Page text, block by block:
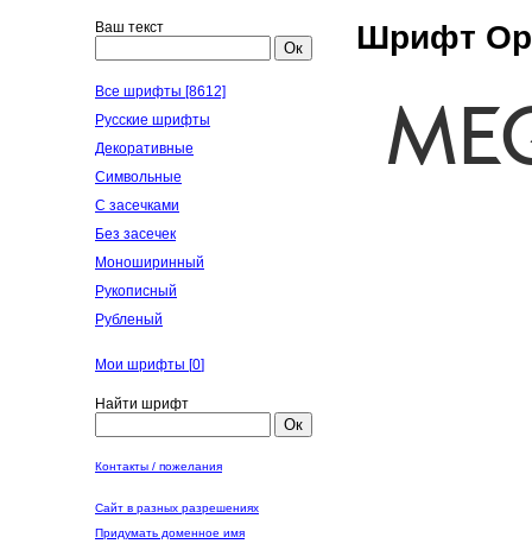
Ваш текст
Ок
Все шрифты [8612]
Русские шрифты
Декоративные
Символьные
С засечками
Без засечек
Моноширинный
Рукописный
Рубленый
Мои шрифты [0]
Найти шрифт
Ок
Контакты / пожелания
Сайт в разных разрешениях
Придумать доменное имя
Шрифт